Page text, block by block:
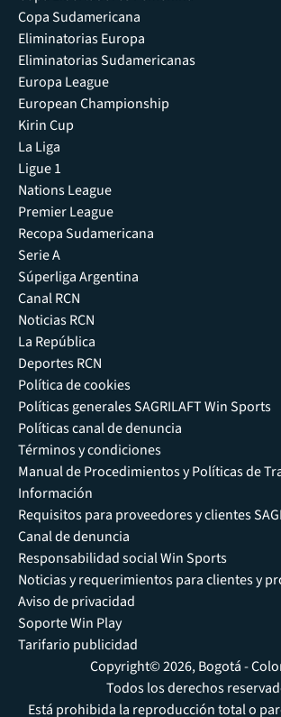
Copa Sudamericana
Eliminatorias Europa
Eliminatorias Sudamericanas
Europa League
European Championship
Kirin Cup
La Liga
Ligue 1
Nations League
Premier League
Recopa Sudamericana
Serie A
Súperliga Argentina
Canal RCN
Noticias RCN
La República
Deportes RCN
Política de cookies
Políticas generales SAGRILAFT Win Sports
Políticas canal de denuncia
Términos y condiciones
Manual de Procedimientos y Políticas de
Información
Requisitos para proveedores y clientes
Canal de denuncia
Responsabilidad social Win Sports
Noticias y requerimientos para clientes y
Aviso de privacidad
Soporte Win Play
Tarifario publicidad
Copyright© 2026, Bogotá -
Todos los derechos
Está prohibida la reproducción total o